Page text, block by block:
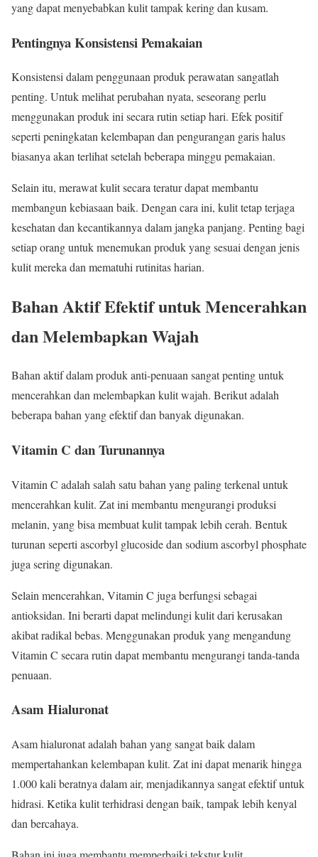
yang dapat menyebabkan kulit tampak kering dan kusam.
Pentingnya Konsistensi Pemakaian
Konsistensi dalam penggunaan produk perawatan sangatlah
penting. Untuk melihat perubahan nyata, seseorang perlu
menggunakan produk ini secara rutin setiap hari. Efek positif
seperti peningkatan kelembapan dan pengurangan garis halus
biasanya akan terlihat setelah beberapa minggu pemakaian.
Selain itu, merawat kulit secara teratur dapat membantu
membangun kebiasaan baik. Dengan cara ini, kulit tetap terjaga
kesehatan dan kecantikannya dalam jangka panjang. Penting bagi
setiap orang untuk menemukan produk yang sesuai dengan jenis
kulit mereka dan mematuhi rutinitas harian.
Bahan Aktif Efektif untuk Mencerahkan
dan Melembapkan Wajah
Bahan aktif dalam produk anti-penuaan sangat penting untuk
mencerahkan dan melembapkan kulit wajah. Berikut adalah
beberapa bahan yang efektif dan banyak digunakan.
Vitamin C dan Turunannya
Vitamin C adalah salah satu bahan yang paling terkenal untuk
mencerahkan kulit. Zat ini membantu mengurangi produksi
melanin, yang bisa membuat kulit tampak lebih cerah. Bentuk
turunan seperti ascorbyl glucoside dan sodium ascorbyl phosphate
juga sering digunakan.
Selain mencerahkan, Vitamin C juga berfungsi sebagai
antioksidan. Ini berarti dapat melindungi kulit dari kerusakan
akibat radikal bebas. Menggunakan produk yang mengandung
Vitamin C secara rutin dapat membantu mengurangi tanda-tanda
penuaan.
Asam Hialuronat
Asam hialuronat adalah bahan yang sangat baik dalam
mempertahankan kelembapan kulit. Zat ini dapat menarik hingga
1.000 kali beratnya dalam air, menjadikannya sangat efektif untuk
hidrasi. Ketika kulit terhidrasi dengan baik, tampak lebih kenyal
dan bercahaya.